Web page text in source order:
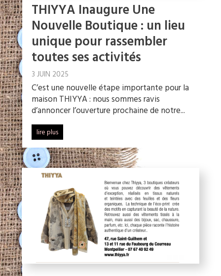
THIYYA Inaugure Une
Nouvelle Boutique : un lieu
unique pour rassembler
toutes ses activités
3 JUIN 2025
C’est une nouvelle étape importante pour la
maison THIYYA : nous sommes ravis
d’annoncer l’ouverture prochaine de notre...
lire plus